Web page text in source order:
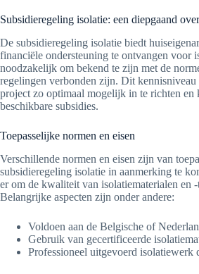
Subsidieregeling isolatie: een diepgaand
De subsidieregeling isolatie biedt
financiële ondersteuning te ontvangen voor
noodzakelijk om bekend te zijn met de
regelingen verbonden zijn. Dit kennisniveau
project zo optimaal mogelijk in te richten en
beschikbare subsidies.
Toepasselijke normen en eisen
Verschillende normen en eisen zijn van
subsidieregeling isolatie in aanmerking te
er om de kwaliteit van isolatiematerialen en
Belangrijke aspecten zijn onder andere:
Voldoen aan de Belgische of
Gebruik van gecertificeerde
Professioneel uitgevoerd isolatiewerk